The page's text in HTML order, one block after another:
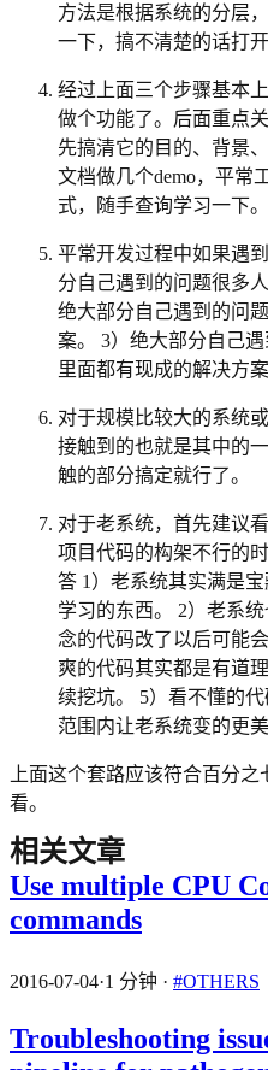
方法是根据系统的分层
一下，搞不清楚的话打
经过上面三个步骤基本
做个功能了。后面重点
先搞清它的目的、背景
文档做几个demo，平常
式，随手查询学习一下。
平常开发过程中如果遇
分自己遇到的问题很多
绝大部分自己遇到的问
案。 3）绝大部分自己
里面都有现成的解决方案
对于规模比较大的系统
接触到的也就是其中的
触的部分搞定就行了。
对于老系统，首先建议
项目代码的构架不行的
答 1）老系统其实满是
学习的东西。 2）老系
念的代码改了以后可能
爽的代码其实都是有道
续挖坑。 5）看不懂的
范围内让老系统变的更美
上面这个套路应该符合百分
看。
相关文章
Use multiple CPU
commands
2016-07-04·1 分钟 · #OTHERS
Troubleshooting